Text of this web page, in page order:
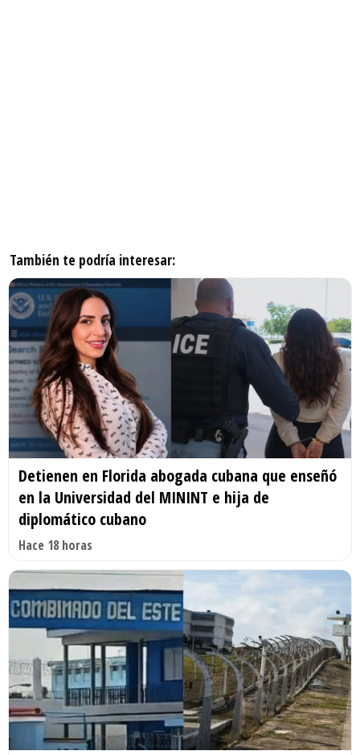
También te podría interesar:
Detienen en Florida abogada cubana que enseñó
en la Universidad del MININT e hija de
diplomático cubano
Hace 18 horas